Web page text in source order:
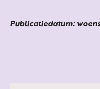
Publicatiedatum: